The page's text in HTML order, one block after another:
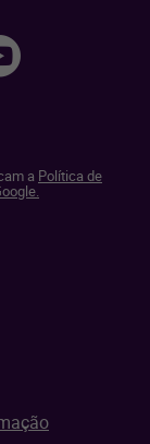
a Política de